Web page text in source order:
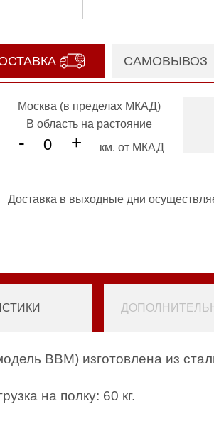
САМОВЫВОЗ
Москва (в пределах МКАД)
В область на растояние
- + км. от МКАД
Доставка в выходные дни
BBM) изготовлена из
на полку: 60 кг.